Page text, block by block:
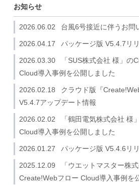
お知らせ
2026.06.02 台風6号接近に伴うお問
2026.04.17 パッケージ版 V5.4.7リ
2026.03.30
「SUS株式会社 様」の
Cloud導入事例を公開しました
2026.02.18
クラウド版『
V5.4.7アップデート情報
2026.02.02
「鶴田電気株式会社 様
Cloud導入事例を公開しました
2026.01.27 パッケージ版 V5.4.6リ
2025.12.09
「ウエットマスター株
Create!Webフロー Cloud導入事例を